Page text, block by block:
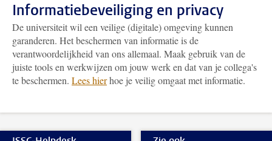
Informatiebeveiliging en privacy
De universiteit wil een veilige (digitale) omgeving kunnen
garanderen. Het beschermen van informatie is de
verantwoordelijkheid van ons allemaal. Maak gebruik van de
juiste tools en werkwijzen om jouw werk en dat van je collega's
te beschermen. Lees hierhoe je veilig omgaat met informatie.